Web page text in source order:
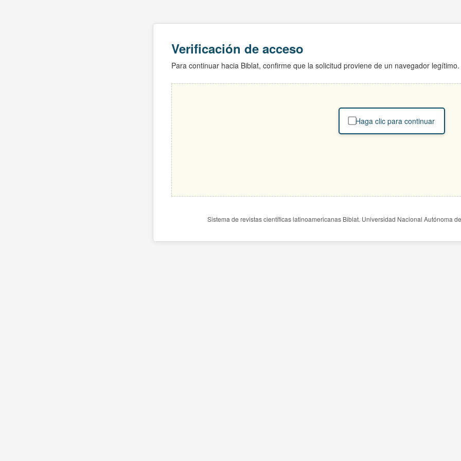
Verificación de acceso
Para continuar hacia Biblat, confirme que la solicitud proviene de un navegador legítimo.
Haga clic para continuar
Sistema de revistas científicas latinoamericanas Biblat. Universidad Nacional Autónoma